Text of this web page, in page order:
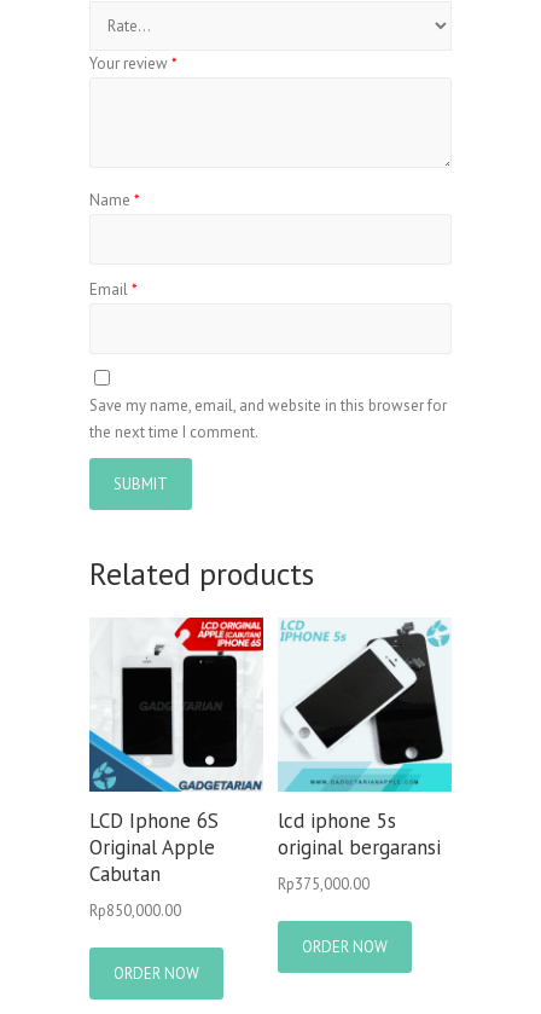
Your review*
Name *
Email*
Save my name, email, and website in this browser for
the next time I comment.
Related products
LCD Iphone 6S
Original Apple
Cabutan
Rp850,000.00
ORDER NOW
lcd iphone 5s
original bergaransi
Rp375,000.00
ORDER NOW